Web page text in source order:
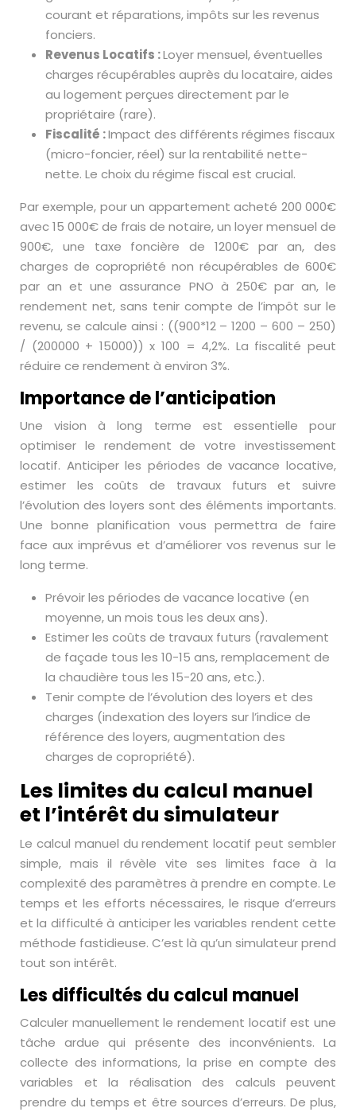
courant et réparations, impôts sur les revenus
fonciers.
Revenus Locatifs :Loyer mensuel, éventuelles
charges récupérables auprès du locataire, aides
au logement perçues directement par le
propriétaire (rare).
Fiscalité :Impact des différents régimes fiscaux
(micro-foncier, réel) sur la rentabilité nette-
nette. Le choix du régime fiscal est crucial.
Par exemple, pour un appartement acheté 200 000€
avec 15 000€ de frais de notaire, un loyer mensuel de
900€, une taxe foncière de 1200€ par an, des
charges de copropriété non récupérables de 600€
par an et une assurance PNO à 250€ par an, le
rendement net, sans tenir compte de l’impôt sur le
revenu, se calcule ainsi : ((900*12 – 1200 – 600 – 250)
/ (200000 + 15000)) x 100 = 4,2%. La fiscalité peut
réduire ce rendement à environ 3%.
Importance de l’anticipation
Une vision à long terme est essentielle pour
optimiser le rendement de votre investissement
locatif. Anticiper les périodes de vacance locative,
estimer les coûts de travaux futurs et suivre
l’évolution des loyers sont des éléments importants.
Une bonne planification vous permettra de faire
face aux imprévus et d’améliorer vos revenus sur le
long terme.
Prévoir les périodes de vacance locative (en
moyenne, un mois tous les deux ans).
Estimer les coûts de travaux futurs (ravalement
de façade tous les 10-15 ans, remplacement de
la chaudière tous les 15-20 ans, etc.).
Tenir compte de l’évolution des loyers et des
charges (indexation des loyers sur l’indice de
référence des loyers, augmentation des
charges de copropriété).
Les limites du calcul manuel
et l’intérêt du simulateur
Le calcul manuel du rendement locatif peut sembler
simple, mais il révèle vite ses limites face à la
complexité des paramètres à prendre en compte. Le
temps et les efforts nécessaires, le risque d’erreurs
et la difficulté à anticiper les variables rendent cette
méthode fastidieuse. C’est là qu’un simulateur prend
tout son intérêt.
Les difficultés du calcul manuel
Calculer manuellement le rendement locatif est une
tâche ardue qui présente des inconvénients. La
collecte des informations, la prise en compte des
variables et la réalisation des calculs peuvent
prendre du temps et être sources d’erreurs. De plus,